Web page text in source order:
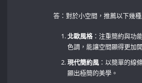
答：對於小空間，推薦以下幾種
北歐風格 ：注重簡約與功
色調，能讓空間顯得更加
現代簡約風 ：以簡單的線
顯出極簡的美學。